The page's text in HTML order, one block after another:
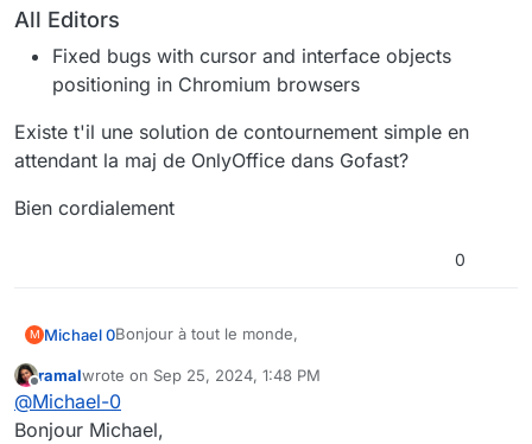
All Editors
Fixed bugs with cursor and interface objects
positioning in Chromium browsers
Existe t'il une solution de contournement simple en
attendant la maj de OnlyOffice dans Gofast?
Bien cordialement
0
M Michael 0Bonjour à tout le monde,
Nous rencontrons un problème avec les feuilles de
calcul, en lecture et en coédition, le clic de la souris
ne sélectionne pas la bonne cellule.
8.1.3
Offline
ramalwrote on Sep 25, 2024, 1:48 PM
last edited by
@Michael-0
Bonjour Michael,